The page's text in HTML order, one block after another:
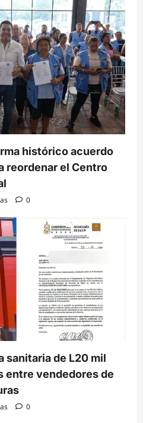
histórico acuerdo
reordenar el Centro
0
sanitaria de L20 mil
entre vendedores de
0